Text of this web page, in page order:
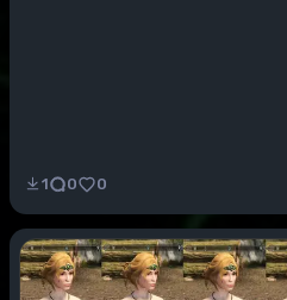
1 0 0